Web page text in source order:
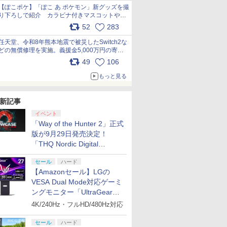
ぽこポケ】「ぽこ あ ポケモン」新グッズを撮
下ろしで紹介 カラビナ付きマスコットやス
52 283
天堂、令和8年熊本地震で被災したSwitch2な
の無償修理を実施。義援金5,000万円の寄付
も発表 pic.x.com/BAYsMfUfUC
49 106
もっと見る
記事
イベント
「Way of the Hunter 2」正式
版が9月29日発売決定！
「THQ Nordic Digital
Showcase 2026」まとめ
セール ハード
【Amazonセール】LGの
VESA Dual Mode対応ゲーミ
ングモニター「UltraGear
27G850A-B」がお買い得！
4K/240Hz・フルHD/480Hz対応
セール ハード